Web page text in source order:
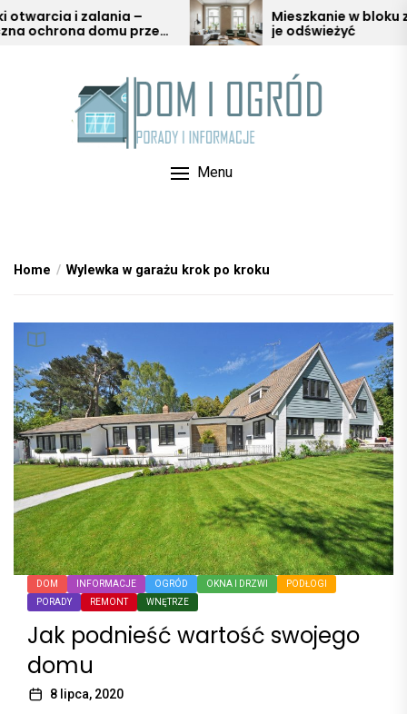
Skip
to
i zalania –
domu przed
Mieszkanie w bloku z duszą
je odświeżyć
Menu
Home Wylewka w garażu krok po kroku
DOM INFORMACJE OGRÓD OKNA I DRZWI
PODŁOGI
PORADY
REMONT WNĘTRZE
Jak podnieść wartość swojego
domu
8 lipca, 2020